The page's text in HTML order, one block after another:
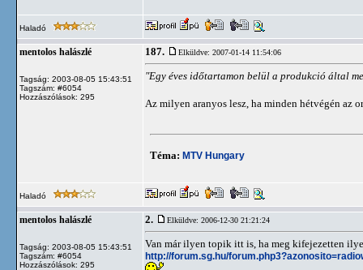
Haladó
mentolos halászlé
Tagság: 2003-08-05 15:43:51
Tagszám: #6054
Hozzászólások: 295
187. Elküldve: 2007-01-14 11:54:06
"Egy éves időtartamon belül a produkció által
Az milyen aranyos lesz, ha minden hétvégén az
Téma: MTV Hungary
Haladó
mentolos halászlé
Tagság: 2003-08-05 15:43:51
Tagszám: #6054
Hozzászólások: 295
2. Elküldve: 2006-12-30 21:21:24
Van már ilyen topik itt is, ha meg kifejezetten
http://forum.sg.hu/